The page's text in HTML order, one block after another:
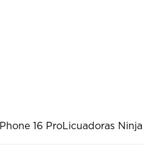
IPhone 16 ProLicuadoras Ninja